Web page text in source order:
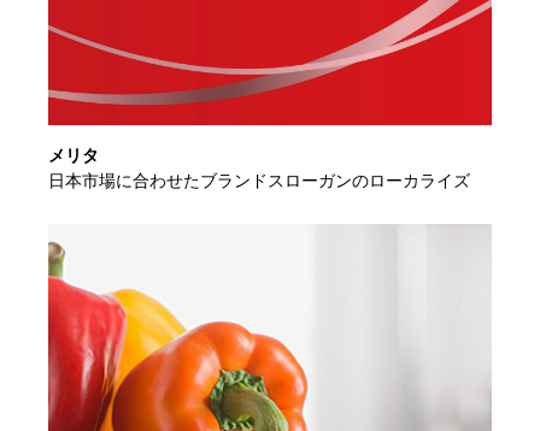
メリタ
日本市場に合わせたブランドスローガンのローカライズ